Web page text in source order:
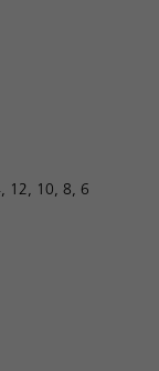
12, 10, 8, 6